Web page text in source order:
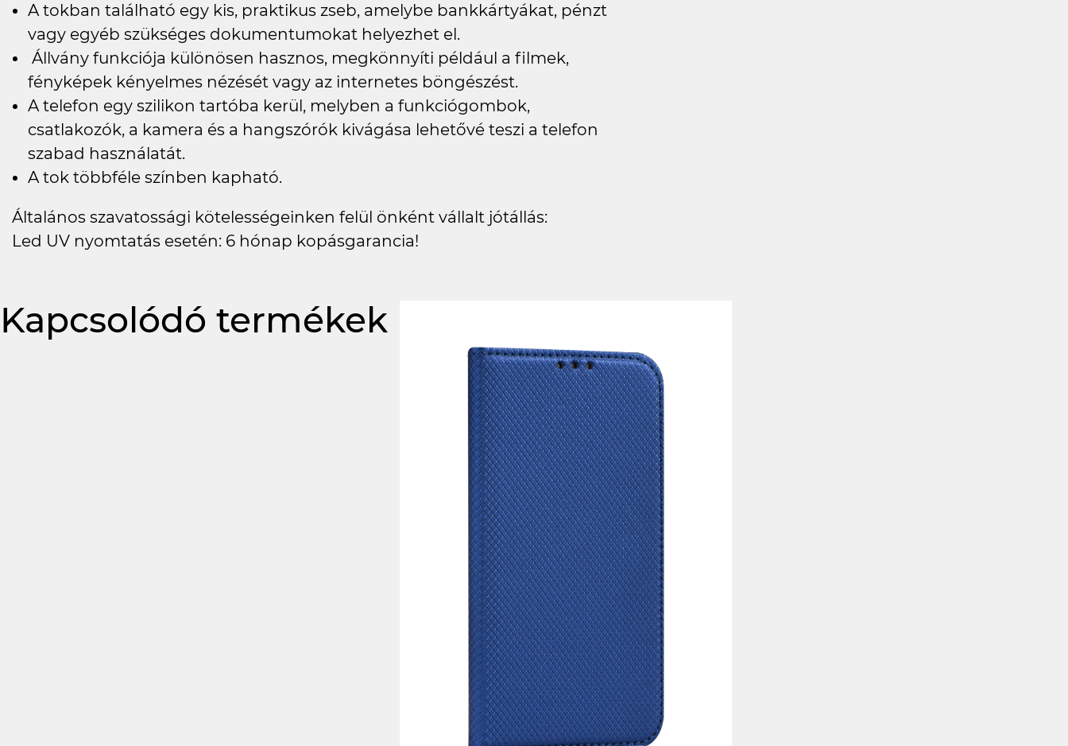
A tokban található egy kis, praktikus zseb, amelybe bankkártyákat, pénzt
vagy egyéb szükséges dokumentumokat helyezhet el.
Állvány funkciója különösen hasznos, megkönnyíti például a filmek,
fényképek kényelmes nézését vagy az internetes böngészést.
A telefon egy szilikon tartóba kerül, melyben a funkciógombok,
csatlakozók, a kamera és a hangszórók kivágása lehetővé teszi a telefon
szabad használatát.
A tok többféle színben kapható.
Általános szavatossági kötelességeinken felül önként vállalt jótállás:
Led UV nyomtatás esetén: 6 hónap kopásgarancia!
Kapcsolódó termékek